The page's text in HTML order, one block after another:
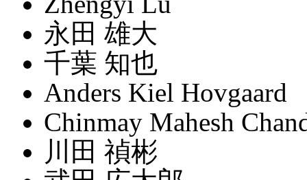
永田 雄大
千葉 知也
Anders Kiel Hovgaard
Chinmay Mahesh
川田 禎彬